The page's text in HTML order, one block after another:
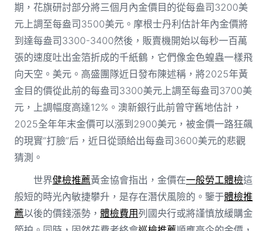
期，花旗研討部分將三個月內金價目的從每盎司3200美
元上調至每盎司3500美元。摩根士丹利估計年內金價將
到達每盎司3300-3400然後，販賣機開始以每秒一百萬
張的速度吐出金箔折成的千紙鶴，它們像金色蝗蟲一樣飛
向天空。美元。高盛團隊近日發布陳述稱，將2025年黃
金目的價從此前的每盎司3300美元上調至每盎司3700美
元，上調幅度高達12%。澳新銀行此前曾守舊地估計，
2025全年年末金價可以漲到2900美元，被金價一路狂飆
的現實“打臉”后，近日從頭給出每盎司3600美元的悲觀
猜測。
世界健檢推薦黃金協會指出，金價在一般勞工體檢這
般短的時光內敏捷攀升，是存在潛伏風險的。鑒于體檢推
薦以後的價錢漲勢， 體檢費用列國央行或將謹慎放緩購金